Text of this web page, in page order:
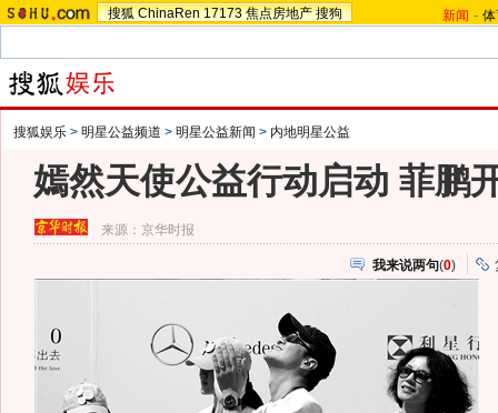
搜狐 ChinaRen 17173 焦点房地产 搜狗 新闻 -
搜狐娱乐 > 明星公益频道 > 明星公益新闻 > 内地明星公益
嫣然天使公益行动启动 菲鹏
来源：京华时报
我来说两句(0)